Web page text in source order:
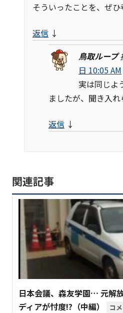
そういったことを、ぜ
返信 ↓
鳥取ループ
日 10:05 AM
実は同じよ
ましたが、聞き入れ
返信 ↓
関連記事
日本会議、森友学園… 元解
ディアが忖度!?（中編）